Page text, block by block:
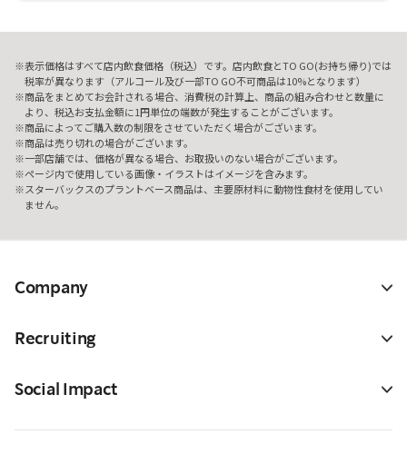
表示価格はすべて店内飲食価格（税込）です。店内飲食とTO GO(お持ち帰り)では
税率が異なります（アルコール及び一部TO GO不可商品は10%となります）
商品をまとめてお会計される場合、消費税の計算上、商品の組み合わせと数量に
より、税込お支払金額に1円単位の端数が発生することがございます。
商品によってご購入数の制限をさせていただく場合がございます。
商品は売り切れの場合がございます。
一部店舗では、価格が異なる場合、お取扱いのない場合がございます。
ページ内で使用している画像・イラストはイメージを含みます。
スターバックスのプラントベース商品は、主要原材料に動物性食材を使用してい
ません。
Company
Recruiting
Social Impact